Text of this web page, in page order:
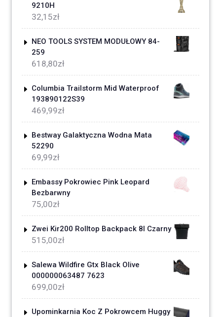
9210H
32,15zł
NEO TOOLS SYSTEM MODUŁOWY 84-
259
618,80zł
Columbia Trailstorm Mid Waterproof
193890122S39
469,99zł
Bestway Galaktyczna Wodna Mata
52290
69,99zł
Embassy Pokrowiec Pink Leopard
Bezbarwny
75,00zł
Zwei Kir200 Rolltop Backpack 8l Czarny
515,00zł
Salewa Wildfire Gtx Black Olive
000000063487 7623
699,00zł
Upominkarnia Koc Z Pokrowcem Huggy